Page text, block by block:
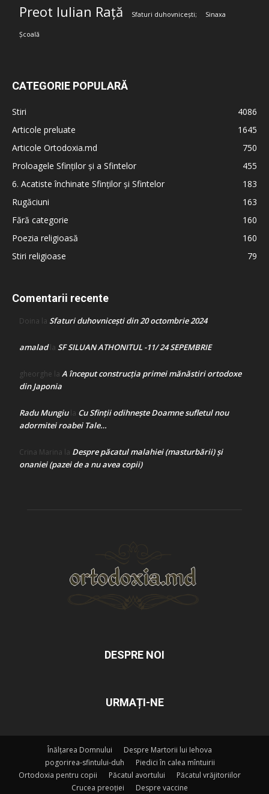
Preot Iulian Rață Sfaturi duhovnicești; Sinaxa
Școală
CATEGORIE POPULARĂ
Stiri
4086
Articole preluate
1645
Articole Ortodoxia.md
750
Proloagele Sfinților și a Sfintelor
455
6. Acatiste închinate Sfinților și Sfintelor
183
Rugăciuni
163
Fără categorie
160
Poezia religioasă
160
Stiri religioase
79
Comentarii recente
Doina la Sfaturi duhovnicești din 20 octombrie 2024
amaladla SF SILUAN ATHONITUL -11/ 24 SEPEMBRIE
gheorghe la A început construcţia primei mănăstiri ortodoxe
din Japonia
Radu Mungiula Cu Sfinții odihnește Doamne sufletul nou
adormitei roabei Tale…
Crina Marina la Despre păcatul malahiei (masturbării) şi
onaniei (pazei de a nu avea copii)
DESPRE NOI
URMAȚI-NE
Înălțarea Domnului
Despre Martorii lui Iehova
pogorirea-sfintului-duh
Piedici în calea mîntuirii
Ortodoxia pentru copii
Păcatul avortului
Păcatul vrăjitoriilor
Crucea preoției
Despre vaccine